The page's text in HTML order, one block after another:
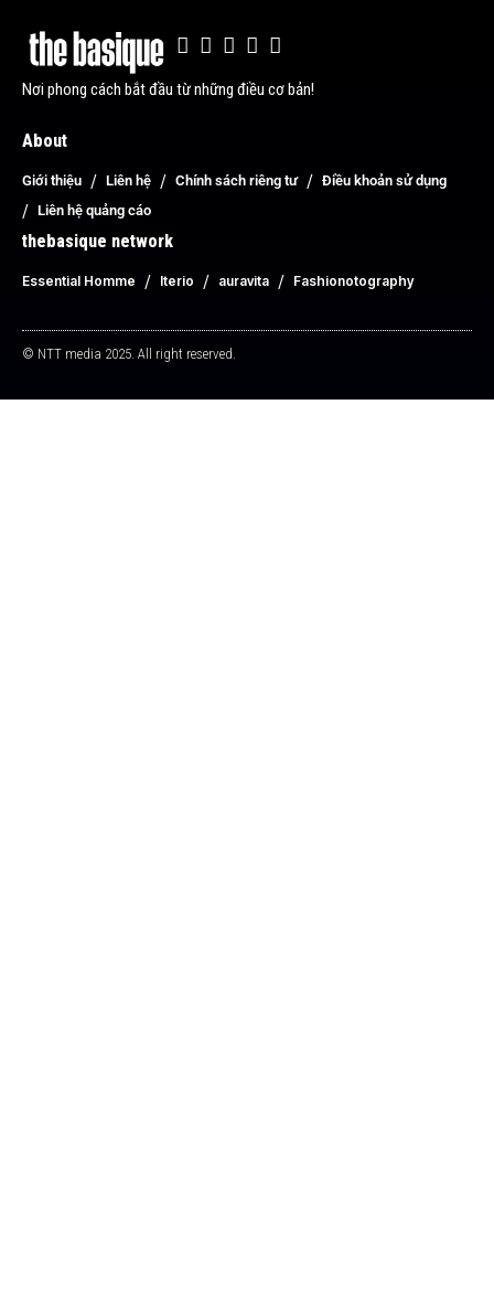
Nơi phong cách bắt đầu từ những điều cơ bản!
About
Giới thiệu Liên hệ Chính sách riêng tư
Điều khoản sử dụng
Liên hệ quảng cáo
thebasique network
Essential Homme Iterio auravita Fashionotography
© NTT media 2025. All right reserved.